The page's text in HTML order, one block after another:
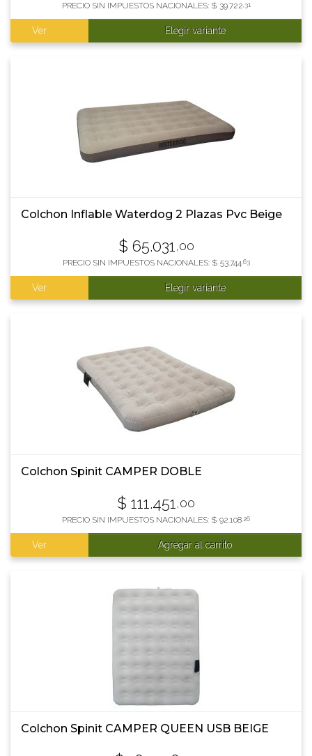
PRECIO SIN IMPUESTOS NACIONALES: $ 39.722 ,31
Ver Elegir variante
Colchon Inflable Waterdog 2 Plazas Pvc Beige
$ 65.031 ,00
PRECIO SIN IMPUESTOS NACIONALES: $ 53.744 ,63
Ver Elegir variante
Colchon Spinit CAMPER DOBLE
$ 111.451 ,00
PRECIO SIN IMPUESTOS NACIONALES: $ 92.108 ,26
Ver Agregar al carrito
Colchon Spinit CAMPER QUEEN USB BEIGE